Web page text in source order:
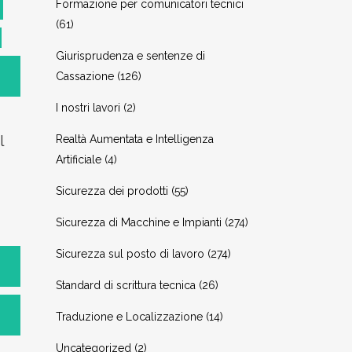
Formazione per comunicatori tecnici
(61)
Giurisprudenza e sentenze di
Cassazione (126)
I nostri lavori (2)
Realtà Aumentata e Intelligenza
Artificiale (4)
Sicurezza dei prodotti (55)
Sicurezza di Macchine e Impianti (274)
Sicurezza sul posto di lavoro (274)
Standard di scrittura tecnica (26)
Traduzione e Localizzazione (14)
Uncategorized (2)